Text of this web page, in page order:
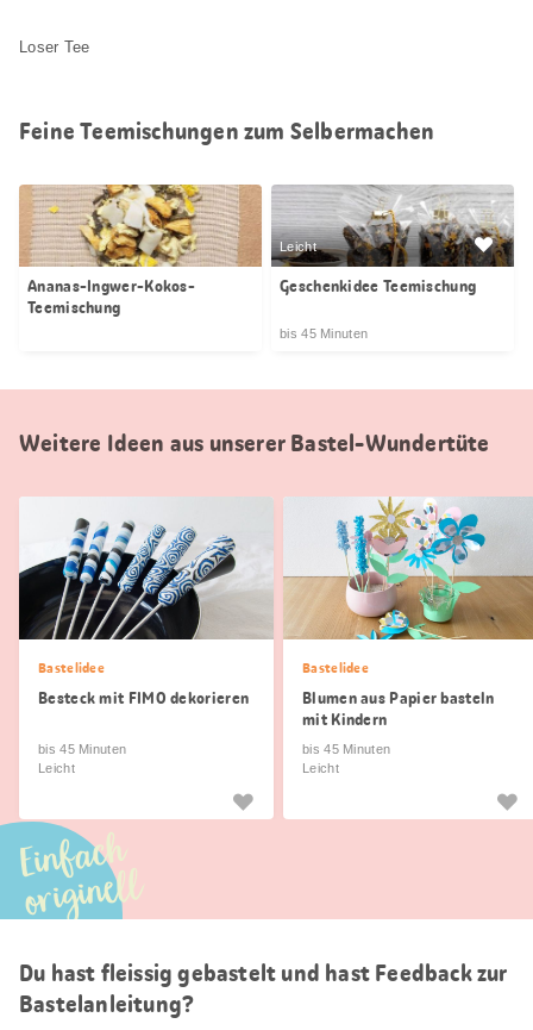
Loser Tee
Feine Teemischungen zum Selbermachen
Ananas-Ingwer-Kokos-
Teemischung
Leicht
Geschenkidee Teemischung
bis 45 Minuten
Weitere Ideen aus unserer Bastel-Wundertüte
Bastelidee
Besteck mit FIMO dekorieren
bis 45 Minuten
Leicht
Bastelidee
Blumen aus Papier basteln
mit Kindern
bis 45 Minuten
Leicht
Einfach
originell
Du hast fleissig gebastelt und hast Feedback zur
Bastelanleitung?